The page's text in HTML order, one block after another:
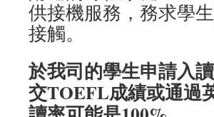
供接機服務，務求學
接觸。
於我司的學生申請入
交TOEFL成績或通過